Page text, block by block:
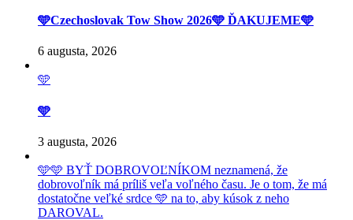
🩵Czechoslovak Tow Show 2026🩵 ĎAKUJEME🩵
6 augusta, 2026
🩵
🩵
3 augusta, 2026
🩵🩵 BYŤ DOBROVOĽNÍKOM neznamená, že
dobrovoľník má príliš veľa voľného času. Je o tom, že má
dostatočne veľké srdce 🩵 na to, aby kúsok z neho
DAROVAL.